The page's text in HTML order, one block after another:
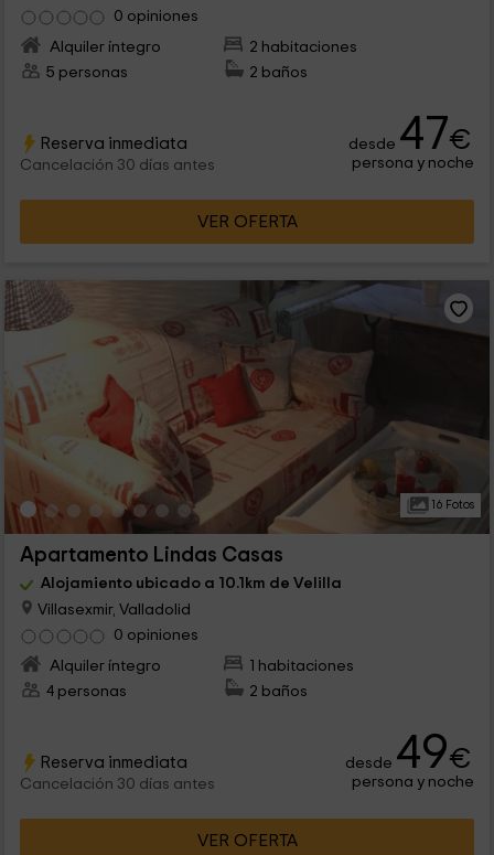
0 opiniones
Alquiler íntegro
2 habitaciones
5 personas
2 baños
Reserva inmediata
Cancelación 30 días antes
desde 47€
persona y noche
VER OFERTA
16 Fotos
Apartamento Lindas Casas
Alojamiento ubicado a 10.1km de Velilla
Villasexmir, Valladolid
0 opiniones
Alquiler íntegro
1 habitaciones
4 personas
2 baños
Reserva inmediata
Cancelación 30 días antes
desde 49€
persona y noche
VER OFERTA